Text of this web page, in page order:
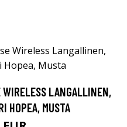
WIRELESS LANGALLINEN,
HOPEA, MUSTA